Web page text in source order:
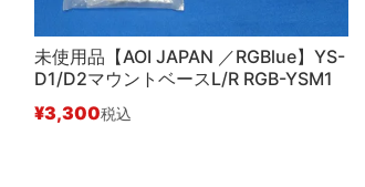
未使用品【AOI JAPAN ／RGBlue】YS-
D1/D2マウントベースL/R RGB-YSM1
¥3,300税込